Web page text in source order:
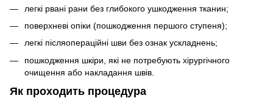
легкі рвані рани без глибокого ушкодження тканин;
поверхневі опіки (пошкодження першого ступеня);
легкі післяопераційні шви без ознак ускладнень;
пошкодження шкіри, які не потребують хірургічного
очищення або накладання швів.
Як проходить процедура